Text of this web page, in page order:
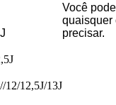
Você
quaisquer
precisar.
12/12,5J/13J